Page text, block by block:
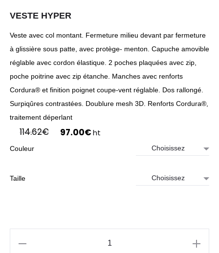
VESTE HYPER
Veste avec col montant. Fermeture milieu devant par fermeture
à glissière sous patte, avec protège- menton. Capuche amovible
réglable avec cordon élastique. 2 poches plaquées avec zip,
poche poitrine avec zip étanche. Manches avec renforts
Cordura® et finition poignet coupe-vent réglable. Dos rallongé.
Surpiqûres contrastées. Doublure mesh 3D. Renforts Cordura®,
traitement déperlant
114.62€ 97.00€ Le
ht
Couleur
Taille